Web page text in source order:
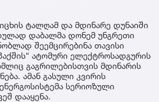
ტალღამ და მდინარე დუნაიში
დაბალმა დონემ უნგრეთი
შეემცირებინა თავისი
ატომური ელექტროსადგურის
გაგრილებისთვის მდინარის
ამან გასული კვირის
სერიოზული
დააყენა.